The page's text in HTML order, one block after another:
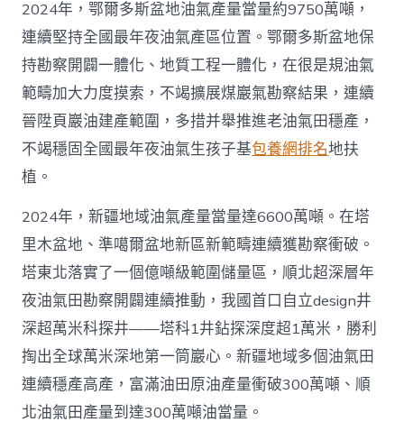
2024年，鄂爾多斯盆地油氣產量當量約9750萬噸，
連續堅持全國最年夜油氣產區位置。鄂爾多斯盆地保
持勘察開闢一體化、地質工程一體化，在很是規油氣
範疇加大力度摸索，不竭擴展煤巖氣勘察結果，連續
晉陞頁巖油建產範圍，多措并舉推進老油氣田穩產，
不竭穩固全國最年夜油氣生孩子基包養網排名地扶
植。
2024年，新疆地域油氣產量當量達6600萬噸。在塔
里木盆地、準噶爾盆地新區新範疇連續獲勘察衝破。
塔東北落實了一個億噸級範圍儲量區，順北超深層年
夜油氣田勘察開闢連續推動，我國首口自立design井
深超萬米科探井——塔科1井鉆探深度超1萬米，勝利
掏出全球萬米深地第一筒巖心。新疆地域多個油氣田
連續穩產高產，富滿油田原油產量衝破300萬噸、順
北油氣田產量到達300萬噸油當量。